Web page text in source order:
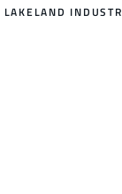
LAKELAND